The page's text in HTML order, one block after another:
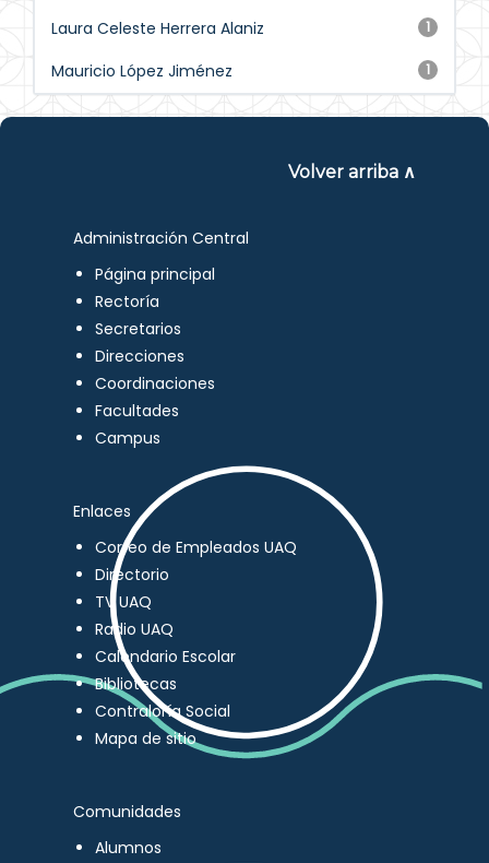
1
Laura Celeste Herrera Alaniz
1
Mauricio López Jiménez
Volver arriba ∧
Administración Central
Página principal
Rectoría
Secretarios
Direcciones
Coordinaciones
Facultades
Campus
Enlaces
Correo de Empleados UAQ
Directorio
TV UAQ
Radio UAQ
Calendario Escolar
Bibliotecas
Contraloría Social
Mapa de sitio
Comunidades
Alumnos